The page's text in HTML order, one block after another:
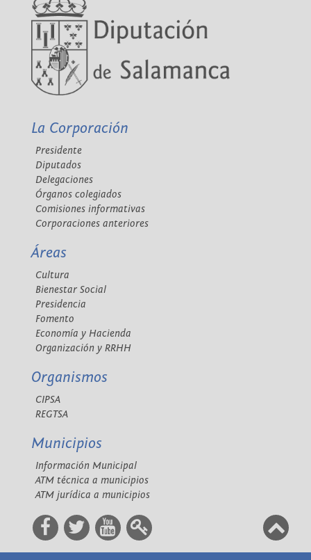
La Corporación
Presidente
Diputados
Delegaciones
Órganos colegiados
Comisiones informativas
Corporaciones anteriores
Áreas
Cultura
Bienestar Social
Presidencia
Fomento
Economía y Hacienda
Organización y RRHH
Organismos
CIPSA
REGTSA
Municipios
Información Municipal
ATM técnica a municipios
ATM jurídica a municipios